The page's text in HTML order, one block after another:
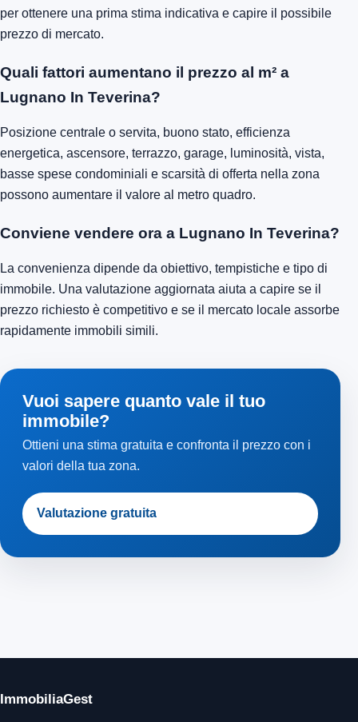
per ottenere una prima stima indicativa e capire il possibile
prezzo di mercato.
Quali fattori aumentano il prezzo al m² a
Lugnano In Teverina?
Posizione centrale o servita, buono stato, efficienza
energetica, ascensore, terrazzo, garage, luminosità, vista,
basse spese condominiali e scarsità di offerta nella zona
possono aumentare il valore al metro quadro.
Conviene vendere ora a Lugnano In Teverina?
La convenienza dipende da obiettivo, tempistiche e tipo di
immobile. Una valutazione aggiornata aiuta a capire se il
prezzo richiesto è competitivo e se il mercato locale assorbe
rapidamente immobili simili.
Vuoi sapere quanto vale il tuo
immobile?
Ottieni una stima gratuita e confronta il prezzo con i
valori della tua zona.
Valutazione gratuita
ImmobiliaGest